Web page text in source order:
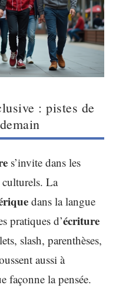
: pistes de
s’invite dans les
La
dans la langue
pratiques d’écriture
slash, parenthèses,
aussi à
façonne la pensée.